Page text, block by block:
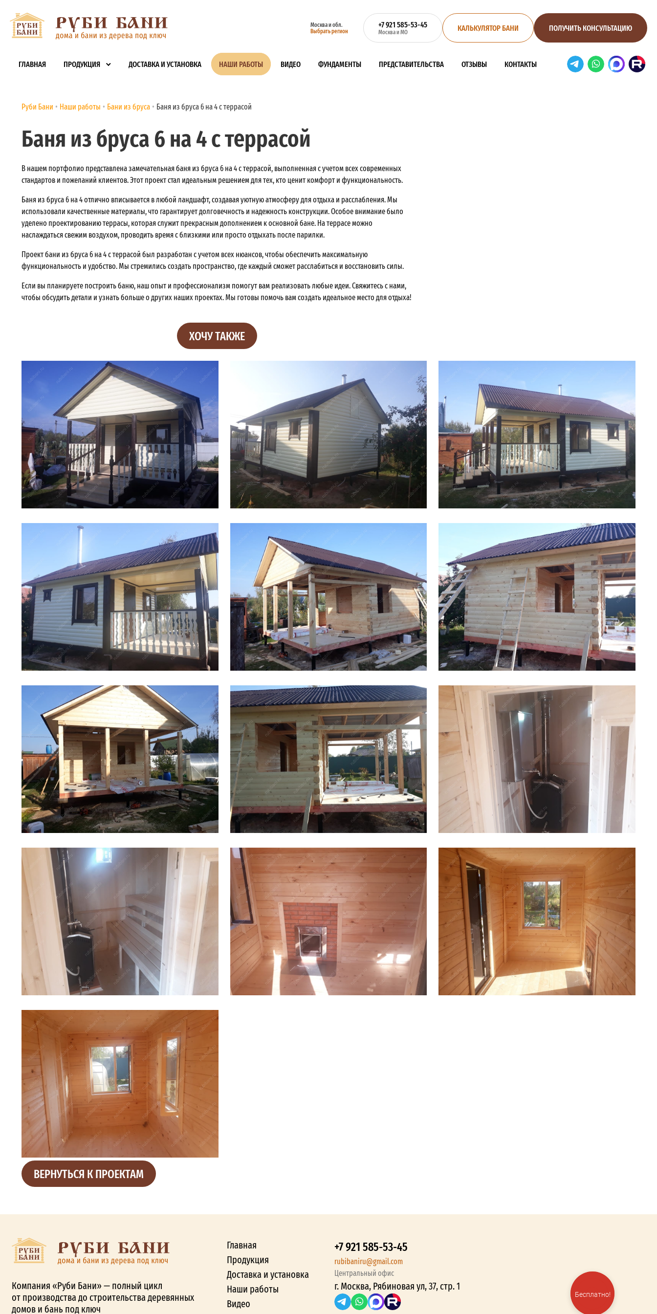
Москва и обл.
Выбрать регион
+7 921 585-53-45
Москва и МО КАЛЬКУЛЯТОР БАНИ ПОЛУЧИТЬ КОНСУЛЬТАЦИЮ
ГЛАВНАЯ ПРОДУКЦИЯ ДОСТАВКА И УСТАНОВКА НАШИ РАБОТЫ ВИДЕО ФУНДАМЕНТЫ ПРЕДСТАВИТЕЛЬСТВА ОТЗЫВЫ КОНТАКТЫ
Руби Бани Наши работы Бани из бруса Баня из бруса 6 на 4 с террасой
Баня из бруса 6 на 4 с террасой
В нашем портфолио представлена замечательная баня из бруса 6 на 4 с террасой, выполненная с учетом всех современных
стандартов и пожеланий клиентов. Этот проект стал идеальным решением для тех, кто ценит комфорт и функциональность.
Баня из бруса 6 на 4 отлично вписывается в любой ландшафт, создавая уютную атмосферу для отдыха и расслабления. Мы
использовали качественные материалы, что гарантирует долговечность и надежность конструкции. Особое внимание было
уделено проектированию террасы, которая служит прекрасным дополнением к основной бане. На террасе можно
наслаждаться свежим воздухом, проводить время с близкими или просто отдыхать после парилки.
Проект бани из бруса 6 на 4 с террасой был разработан с учетом всех нюансов, чтобы обеспечить максимальную
функциональность и удобство. Мы стремились создать пространство, где каждый сможет расслабиться и восстановить силы.
Если вы планируете построить баню, наш опыт и профессионализм помогут вам реализовать любые идеи. Свяжитесь с нами,
чтобы обсудить детали и узнать больше о других наших проектах. Мы готовы помочь вам создать идеальное место для отдыха!
ХОЧУ ТАКЖЕ
ВЕРНУТЬСЯ К ПРОЕКТАМ
Компания «Руби Бани» — полный цикл
от производства до строительства деревянных
домов и бань под ключ
Главная
Продукция
Доставка и установка
Наши работы
Видео
+7 921 585-53-45
rubibaniru@gmail.com
Центральный офис
г. Москва, Рябиновая ул, 37, стр. 1
Бесплатно!
Закажите
звонок!